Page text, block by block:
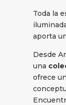
Toda la
aporta
Desde
una
ofrece